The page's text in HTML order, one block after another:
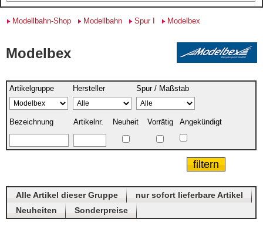
Modellbahn-Shop Modellbahn Spur I Modelbex
Modelbex
Artikelgruppe Hersteller Spur / Maßstab
Bezeichnung Artikelnr. Neuheit Vorrätig Angekündigt
Alle Artikel dieser Gruppe
nur sofort lieferbare Artikel
Neuheiten
Sonderpreise